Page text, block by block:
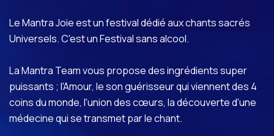
Le Mantra Joie est un festival dédié aux chants sacrés
Universels. C'est un Festival sans alcool.
La Mantra Team vous propose des ingrédients super
puissants ; l'Amour, le son guérisseur qui viennent des 4
coins du monde, l'union des cœurs, la découverte d'une
médecine qui se transmet par le chant.